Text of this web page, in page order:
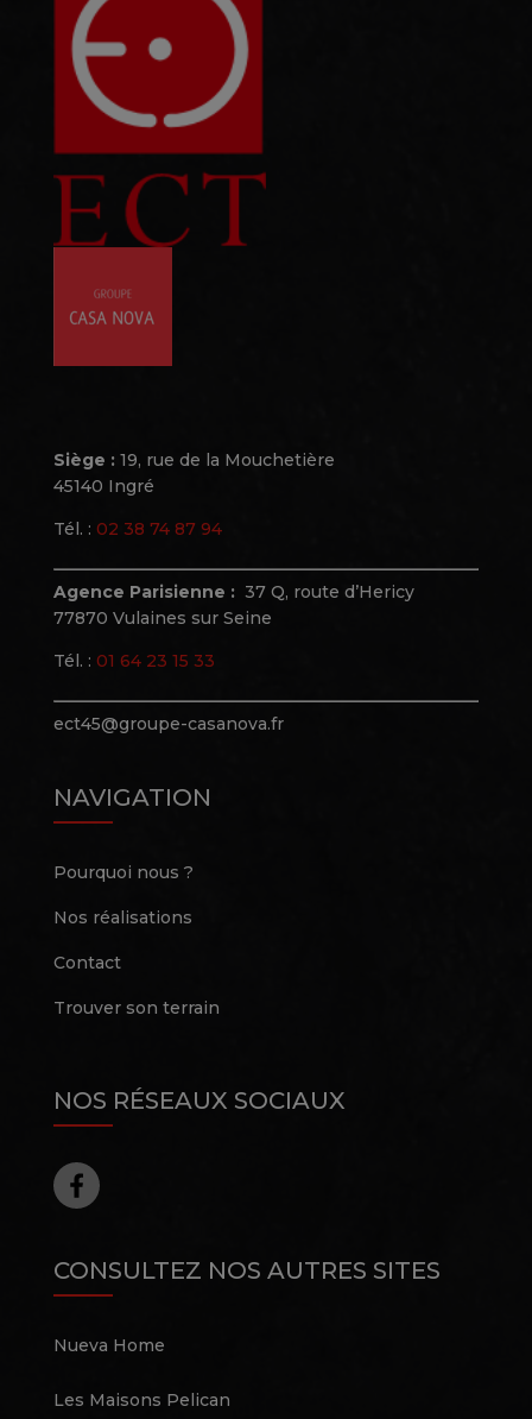
Siège : 19, rue de la Mouchetière
45140 Ingré
Tél. : 02 38 74 87 94
Agence Parisienne : 37 Q, route d’Hericy
77870 Vulaines sur Seine
Tél. : 01 64 23 15 33
ect45@groupe-casanova.fr
NAVIGATION
Pourquoi nous ?
Nos réalisations
Contact
Trouver son terrain
NOS RÉSEAUX SOCIAUX
CONSULTEZ NOS AUTRES SITES
Nueva Home
Les Maisons Pelican